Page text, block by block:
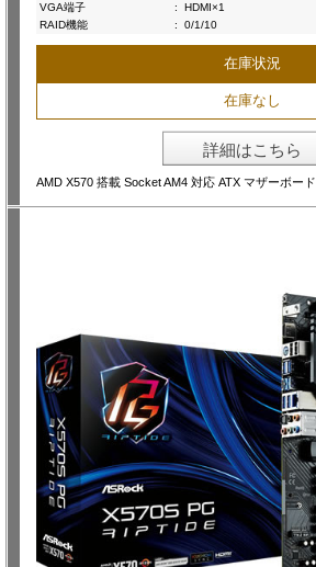
VGA端子
:
HDMI×1
RAID機能
: 0/1/10
在庫状況
在庫なし
詳細はこちら
AMD X570 搭載 Socket AM4 対応 ATX マザーボード